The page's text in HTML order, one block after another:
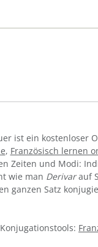
ist ein kostenloser
, Französisch lernen
Zeiten und Modi:
wie man Derivarauf
ganzen Satz